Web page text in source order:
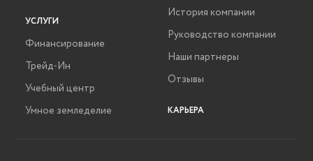
УСЛУГИ
Финансирование
Трейд-Ин
Учебный центр
Умное земледелие
История компании
Руководство компании
Наши партнеры
Отзывы
КАРЬЕРА